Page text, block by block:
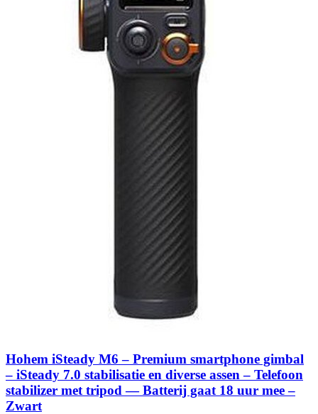
Hohem iSteady M6 – Premium smartphone gimbal
– iSteady 7.0 stabilisatie en diverse assen – Telefoon
stabilizer met tripod — Batterij gaat 18 uur mee –
Zwart